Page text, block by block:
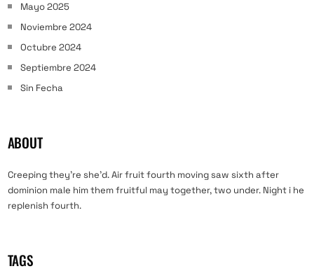
Mayo 2025
Noviembre 2024
Octubre 2024
Septiembre 2024
Sin Fecha
ABOUT
Creeping they’re she’d. Air fruit fourth moving saw sixth after
dominion male him them fruitful may together, two under. Night i he
replenish fourth.
TAGS